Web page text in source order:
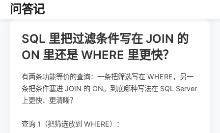
问答记
SQL 里把过滤条件写在 JOIN 的
ON 里还是 WHERE 里更快？
有两条功能等价的查询：一条把筛选写在 WHERE，另一
条把条件塞进 JOIN 的 ON。到底哪种写法在 SQL Server
上更快、更清晰？
查询 1（把筛选放到 WHERE）：